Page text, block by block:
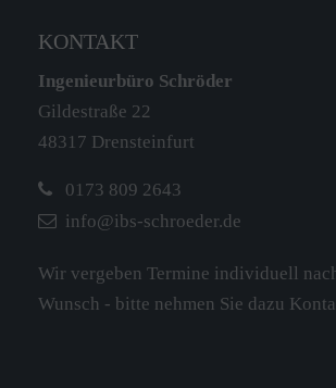
KONTAKT
Ingenieurbüro Schröder
Gildestraße 22
48317 Drensteinfurt
0173 809 2643
info@ibs-schroeder.de
Wir vergeben Termine individuell
Wunsch - bitte nehmen Sie dazu